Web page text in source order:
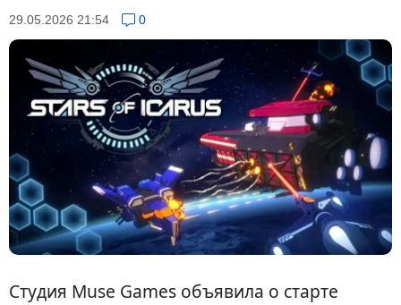
29.05.2026 21:54 0
Студия Muse Games объявила о старте